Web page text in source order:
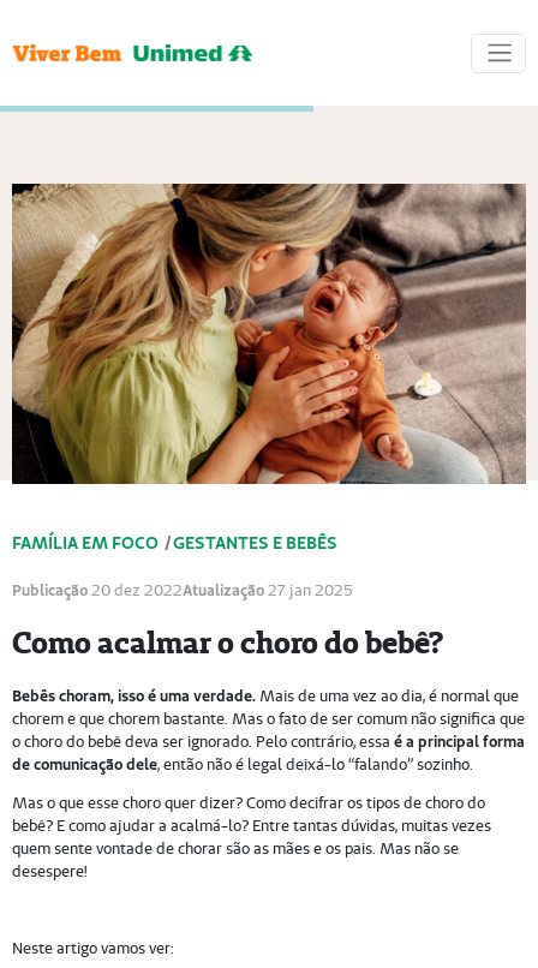
FAMÍLIA EM FOCO /GESTANTES E BEBÊS
Publicação20 dez 2022Atualização27 jan 2025
Como acalmar o choro do bebê?
Bebês choram, isso é uma verdade.Mais de uma vez ao dia, é normal que
chorem e que chorem bastante. Mas o fato de ser comum não significa que
o choro do bebê deva ser ignorado. Pelo contrário, essa é a principal forma
de comunicação dele, então não é legal deixá-lo “falando” sozinho.
Mas o que esse choro quer dizer? Como decifrar os tipos de choro do
bebê? E como ajudar a acalmá-lo? Entre tantas dúvidas, muitas vezes
quem sente vontade de chorar são as mães e os pais. Mas não se
desespere!
Neste artigo vamos ver: